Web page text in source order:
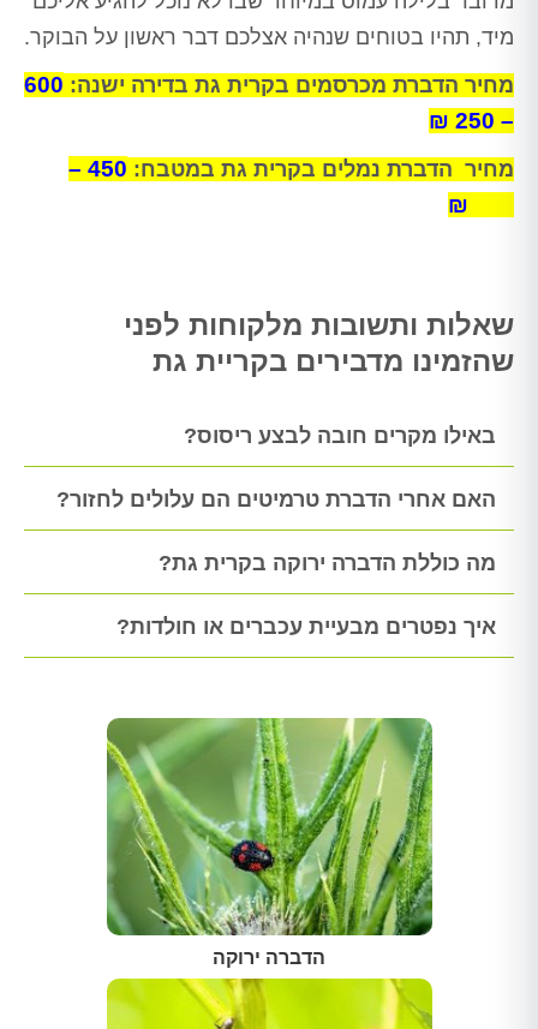
מיד, תהיו בטוחים שנהיה אצלכם דבר ראשון על הבוקר.
מחיר הדברת מכרסמים בקרית גת בדירה ישנה: 600
– 250 ₪
מחיר הדברת נמלים בקרית גת במטבח:
450 –
שאלות ותשובות מלקוחות לפני
שהזמינו מדבירים בקריית גת
באילו מקרים חובה לבצע ריסוס?
האם אחרי הדברת טרמיטים הם עלולים לחזור?
מה כוללת הדברה ירוקה בקרית גת?
איך נפטרים מבעיית עכברים או חולדות?
הדברה ירוקה